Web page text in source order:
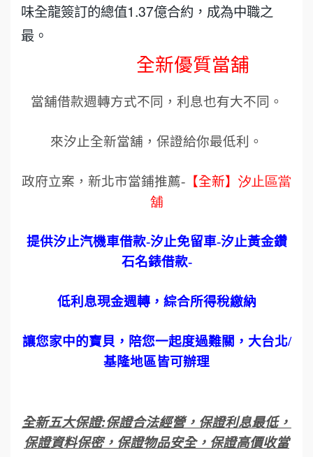
味全龍簽訂的總值1.37億合約，成為中職之
最。
全新優質當舖
當舖借款週轉方式不同，利息也有大不同。
來汐止全新當舖，保證給你最低利。
政府立案，新北市當鋪推薦- 【全新】 汐止區當
舖
提供汐止汽機車借款-汐止免留車-汐止黃金鑽
石名錶借款-
低利息現金週轉，綜合所得稅繳納
讓您家中的寶貝，陪您一起度過難關，大台北/
基隆地區皆可辦理
全新五大保證:保證合法經營，保證利息最低，
保證資料保密，保證物品安全，保證高價收當